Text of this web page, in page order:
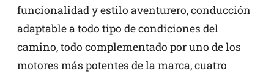
funcionalidad y estilo aventurero, conducción
adaptable a todo tipo de condiciones del
camino, todo complementado por uno de los
motores más potentes de la marca, cuatro